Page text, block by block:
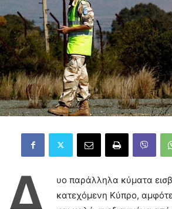
Δ
υο παράλληλα κύματα
κατεχόμενη Κύπρο,